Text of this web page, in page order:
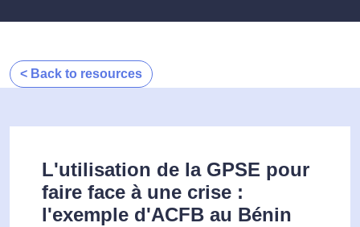
L'utilisation de la GPSE pour
faire face à une crise :
l'exemple d'ACFB au Bénin
< Back to resources